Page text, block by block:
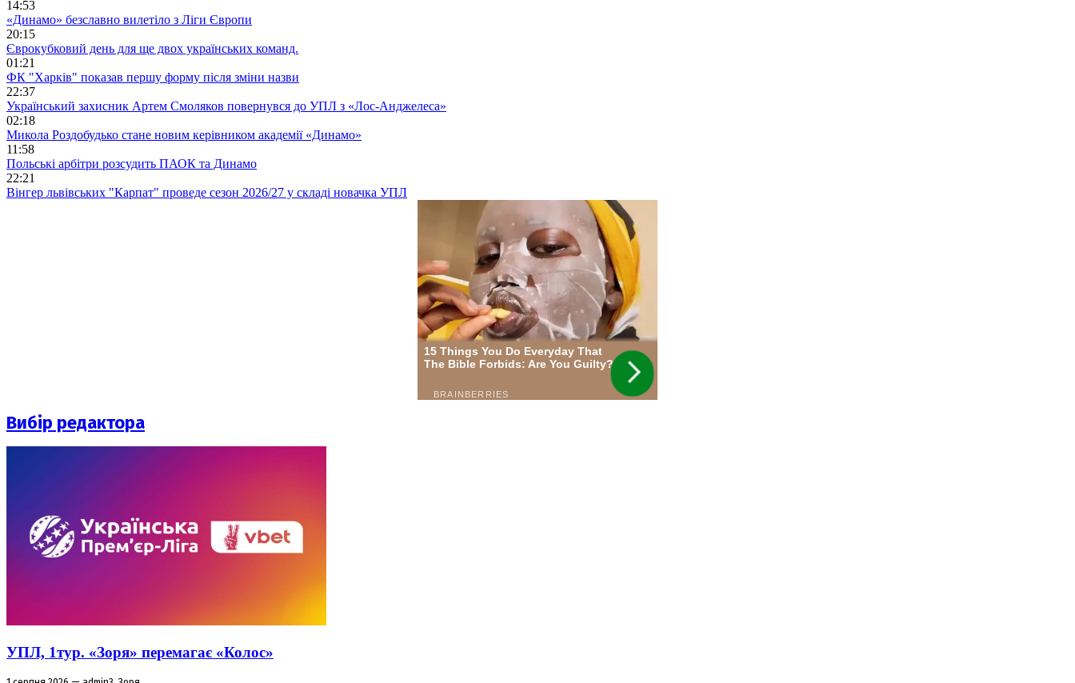
14:53
«Динамо» безславно вилетіло з Ліги Європи
20:15
Єврокубковий день для ще двох українських команд.
01:21
ФК "Харків" показав першу форму після зміни назви
22:37
Український захисник Артем Смоляков повернувся до УПЛ з «Лос-Анджелеса»
02:18
Микола Роздобудько стане новим керівником академії «Динамо»
11:58
Польські арбітри розсудить ПАОК та Динамо
22:21
Вінгер львівських "Карпат" проведе сезон 2026/27 у складі новачка УПЛ
Вибір редактора
УПЛ, 1тур. «Зоря» перемагає «Колос»